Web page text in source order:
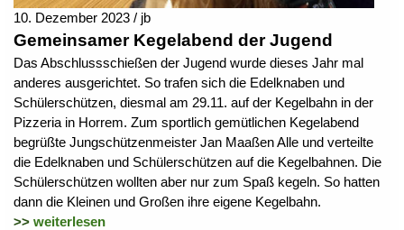
10. Dezember 2023 / jb
Gemeinsamer Kegelabend der Jugend
Das Abschlussschießen der Jugend wurde dieses Jahr mal
anderes ausgerichtet. So trafen sich die Edelknaben und
Schülerschützen, diesmal am 29.11. auf der Kegelbahn in der
Pizzeria in Horrem. Zum sportlich gemütlichen Kegelabend
begrüßte Jungschützenmeister Jan Maaßen Alle und verteilte
die Edelknaben und Schülerschützen auf die Kegelbahnen. Die
Schülerschützen wollten aber nur zum Spaß kegeln. So hatten
dann die Kleinen und Großen ihre eigene Kegelbahn.
>> weiterlesen